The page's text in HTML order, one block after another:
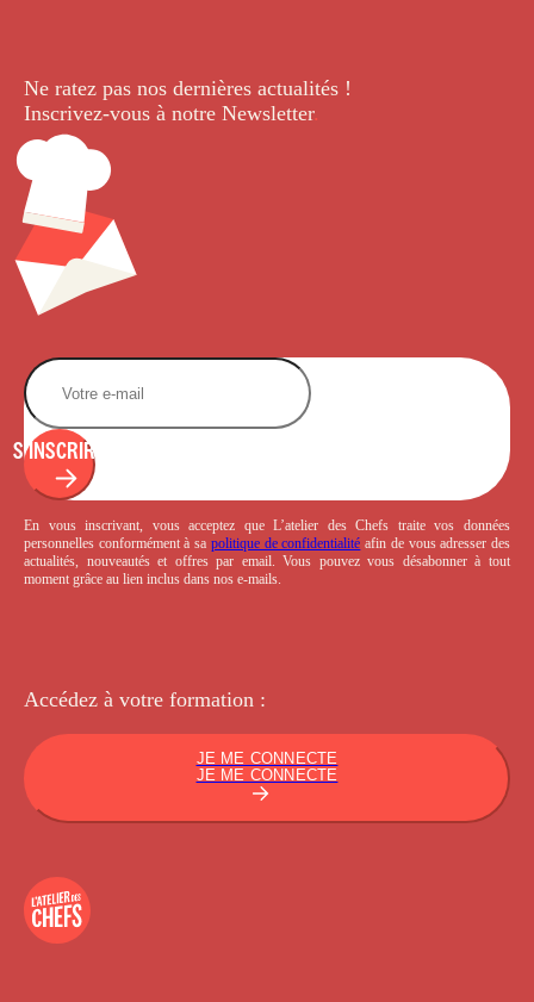
Ne ratez pas nos dernières actualités !
Inscrivez-vous à notre Newsletter.
S'INSCRIRE
En vous inscrivant, vous acceptez que L’atelier des Chefs traite vos données
personnelles conformément à sa politique de confidentialité afin de vous adresser des
actualités, nouveautés et offres par email. Vous pouvez vous désabonner à tout
moment grâce au lien inclus dans nos e-mails.
Accédez à votre formation :
JE ME CONNECTE
JE ME CONNECTE